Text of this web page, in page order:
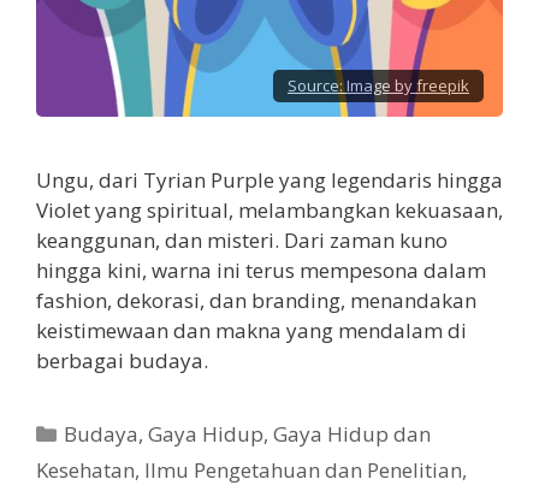
Source:Image by freepik
Ungu, dari Tyrian Purple yang legendaris hingga
Violet yang spiritual, melambangkan kekuasaan,
keanggunan, dan misteri. Dari zaman kuno
hingga kini, warna ini terus mempesona dalam
fashion, dekorasi, dan branding, menandakan
keistimewaan dan makna yang mendalam di
berbagai budaya.
Kategori
Budaya,Gaya Hidup,Gaya Hidup dan
Kesehatan, Ilmu Pengetahuan dan Penelitian,